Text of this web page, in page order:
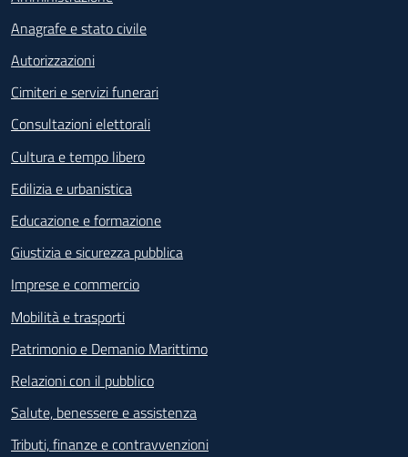
Anagrafe e stato civile
Autorizzazioni
Cimiteri e servizi funerari
Consultazioni elettorali
Cultura e tempo libero
Edilizia e urbanistica
Educazione e formazione
Giustizia e sicurezza pubblica
Imprese e commercio
Mobilità e trasporti
Patrimonio e Demanio Marittimo
Relazioni con il pubblico
Salute, benessere e assistenza
Tributi, finanze e contravvenzioni